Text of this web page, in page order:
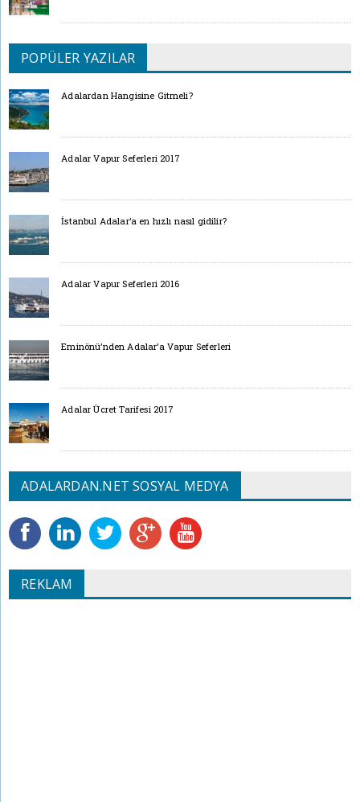
POPÜLER YAZILAR
Adalardan Hangisine Gitmeli?
Adalar Vapur Seferleri 2017
İstanbul Adalar’a en hızlı nasıl gidilir?
Adalar Vapur Seferleri 2016
Eminönü’nden Adalar’a Vapur Seferleri
Adalar Ücret Tarifesi 2017
ADALARDAN.NET SOSYAL MEDYA
REKLAM